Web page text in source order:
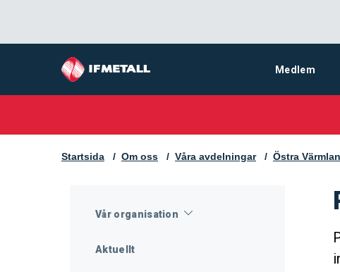
Medlem
Startsida Om oss Våra avdelningar Östra
Vår organisation
Aktuellt